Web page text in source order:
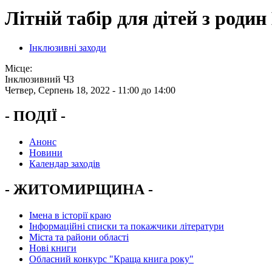
Літній табір для дітей з
Інклюзивні заходи
Місце:
Інклюзивний ЧЗ
Четвер, Серпень 18, 2022 - 11:00 до 14:00
- ПОДІЇ -
Анонс
Новини
Календар заходів
- ЖИТОМИРЩИНА -
Імена в історії краю
Інформаційні списки та покажчики літератури
Міста та райони області
Нові книги
Обласний конкурс "Краща книга року"